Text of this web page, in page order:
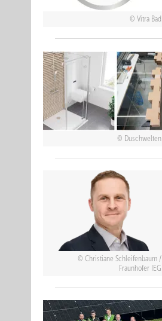
Vitra Bad
Duschwelten
Christiane Schleifenbaum /
Fraunhofer IEG